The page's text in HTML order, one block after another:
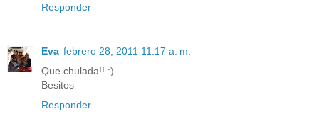
Responder
Eva febrero 28, 2011 11:17 a. m.
Que chulada!! :)
Besitos
Responder